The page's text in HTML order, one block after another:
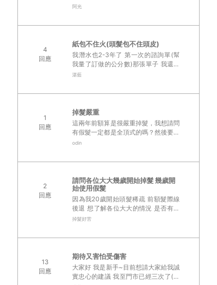
尷尬？..
阿光
4
回應
紙包不住火(頭髮包不住頭皮)
我潛水也2-3年了 第一次的諮詢單(幫
我量了訂做的公分數)那張單子 我還留
著 除了經濟問題~另方面就是~之前使
湛藍
1
回應
掉髮嚴重
這兩年前額算是很嚴重掉髮，我想請問
有假髮一定都是全頂式的嗎？然後要戴
的話要剃成光頭嗎？那原本的真髮部分
odin
2
回應
請問各位大大幾歲開始掉髮 幾歲開
始使用假髮
因為我20歲開始頭髮稀疏 前額髮際線
後退 想了解各位大大的情況 是否有人
掉髮好苦
13
回應
期待又害怕受傷害
大家好 我是新手~目前想請大家給我誠
實忠心的建議 我至門市已經三次了(一